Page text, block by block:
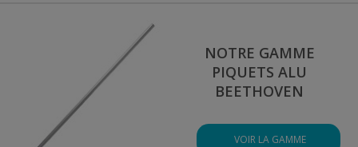
NOTRE GAMME
PIQUETS ALU
BEETHOVEN
VOIR LA GAMME